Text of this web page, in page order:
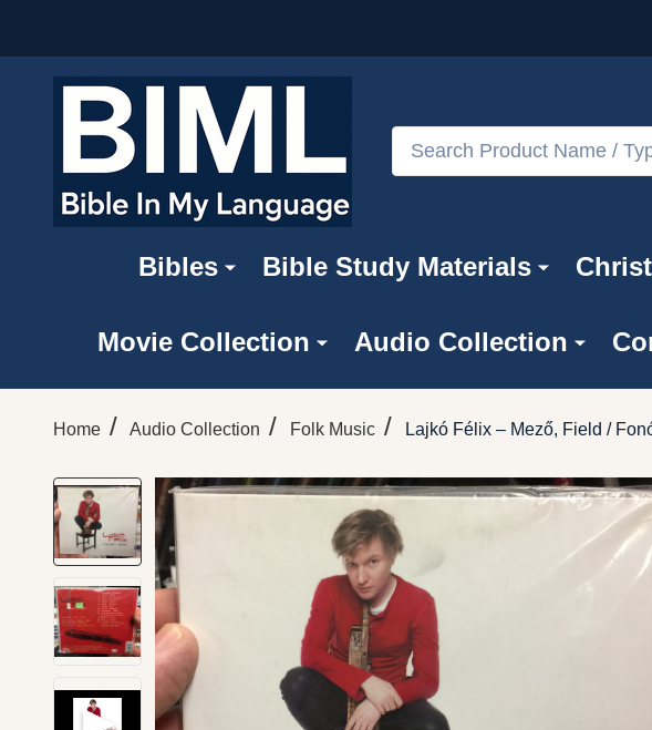
Search
Bibles Bible Study Materials
Movie Collection Audio Collection
Home / Audio Collection / Folk Music / Lajkó Félix ‎– Mező, Field /